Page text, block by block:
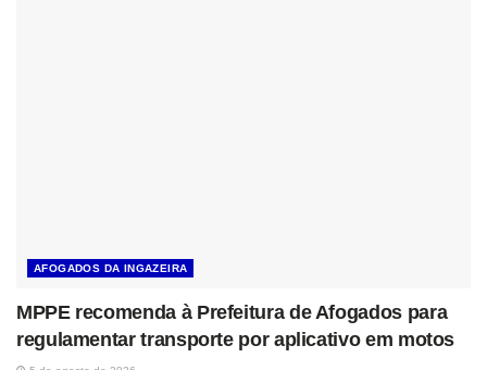
AFOGADOS DA INGAZEIRA
MPPE recomenda à Prefeitura de Afogados para
regulamentar transporte por aplicativo em motos